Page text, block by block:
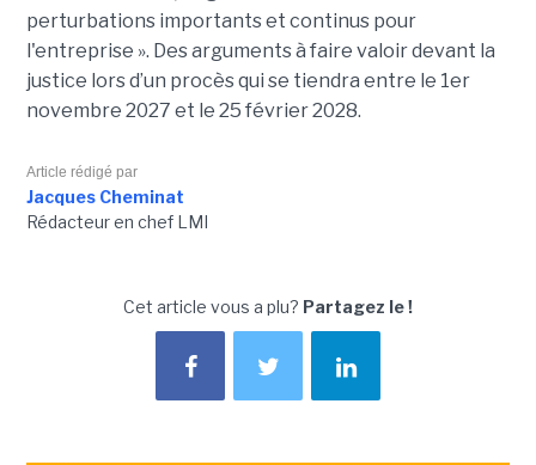
perturbations importants et continus pour
l'entreprise ». Des arguments à faire valoir devant la
justice lors d’un procès qui se tiendra entre le 1er
novembre 2027 et le 25 février 2028.
Article rédigé par
Jacques Cheminat
Rédacteur en chef LMI
Cet article vous a plu? Partagez le !